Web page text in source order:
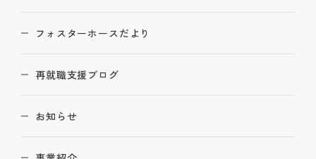
フォスターホースだより
再就職支援ブログ
お知らせ